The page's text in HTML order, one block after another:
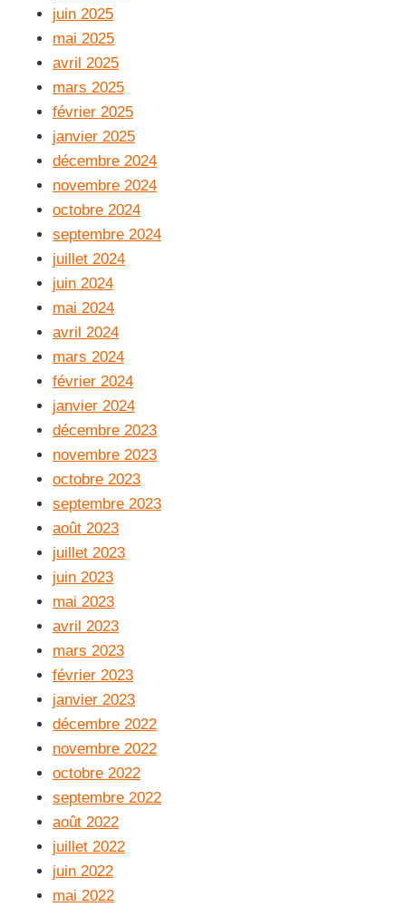
juin 2025
mai 2025
avril 2025
mars 2025
février 2025
janvier 2025
décembre 2024
novembre 2024
octobre 2024
septembre 2024
juillet 2024
juin 2024
mai 2024
avril 2024
mars 2024
février 2024
janvier 2024
décembre 2023
novembre 2023
octobre 2023
septembre 2023
août 2023
juillet 2023
juin 2023
mai 2023
avril 2023
mars 2023
février 2023
janvier 2023
décembre 2022
novembre 2022
octobre 2022
septembre 2022
août 2022
juillet 2022
juin 2022
mai 2022